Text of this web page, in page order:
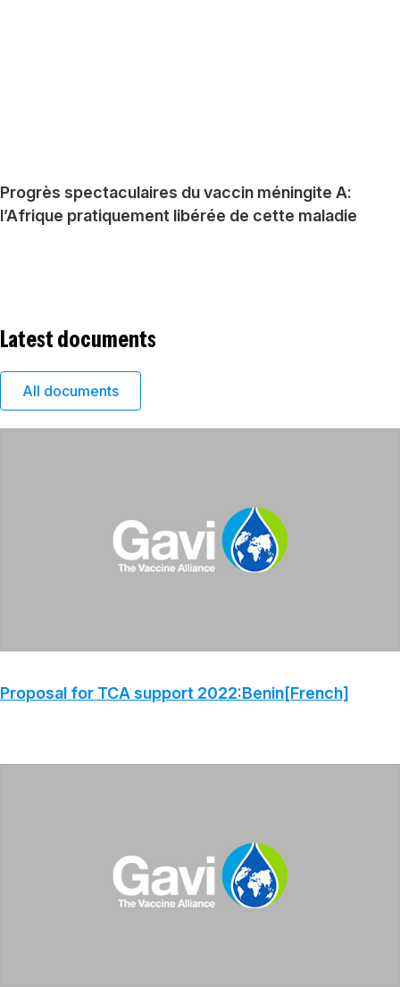
Progrès spectaculaires du vaccin méningite A:
l’Afrique pratiquement libérée de cette maladie
Latest documents
All documents
Proposal for TCA support 2022:Benin[French]